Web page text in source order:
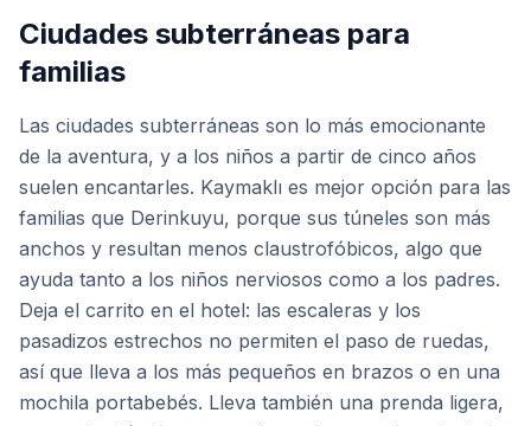
Ciudades subterráneas para
familias
Las ciudades subterráneas son lo más emocionante
de la aventura, y a los niños a partir de cinco años
suelen encantarles. Kaymaklı es mejor opción para las
familias que Derinkuyu, porque sus túneles son más
anchos y resultan menos claustrofóbicos, algo que
ayuda tanto a los niños nerviosos como a los padres.
Deja el carrito en el hotel: las escaleras y los
pasadizos estrechos no permiten el paso de ruedas,
así que lleva a los más pequeños en brazos o en una
mochila portabebés. Lleva también una prenda ligera,